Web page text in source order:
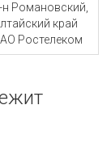
н Романовский,
край
Ростелеком